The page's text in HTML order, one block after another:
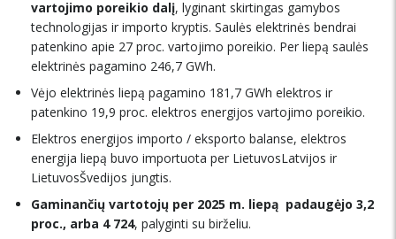
vartojimo poreikio dalį, lyginant skirtingas gamybos
technologijas ir importo kryptis. Saulės elektrinės bendrai
patenkino apie 27 proc. vartojimo poreikio. Per liepą saulės
elektrinės pagamino 246,7 GWh.
Vėjo elektrinės liepą pagamino 181,7 GWh elektros ir
patenkino 19,9 proc. elektros energijos vartojimo poreikio.
Elektros energijos importo / eksporto balanse, elektros
energija liepą buvo importuota per LietuvosLatvijos ir
LietuvosŠvedijos jungtis.
Gaminančių vartotojų per 2025 m. liepą padaugėjo 3,2
proc., arba 4 724, palyginti su birželiu.